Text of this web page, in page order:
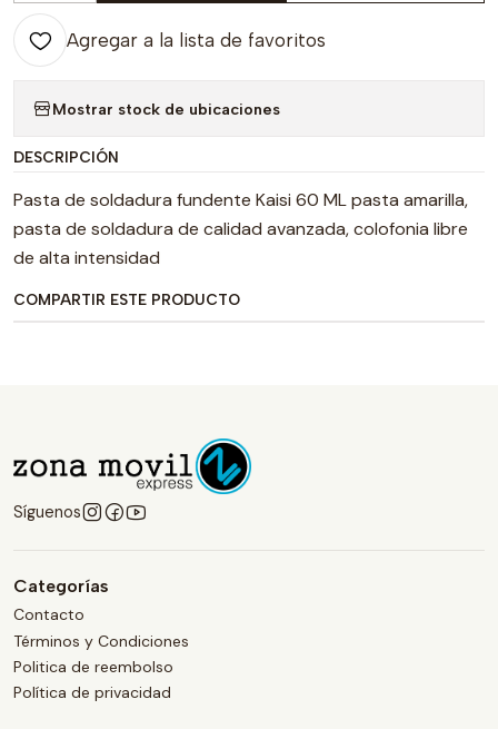
Agregar a la lista de favoritos
Mostrar stock de ubicaciones
DESCRIPCIÓN
Pasta de soldadura fundente Kaisi 60 ML pasta amarilla,
pasta de soldadura de calidad avanzada, colofonia libre
de alta intensidad
COMPARTIR ESTE PRODUCTO
Síguenos
Categorías
Contacto
Términos y Condiciones
Politica de reembolso
Política de privacidad